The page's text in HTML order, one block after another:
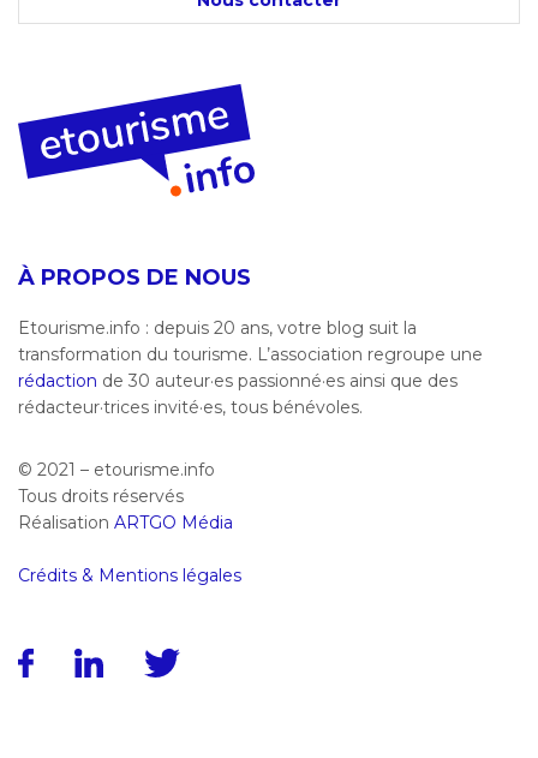
À PROPOS DE NOUS
Etourisme.info : depuis 20 ans, votre blog suit la
transformation du tourisme. L’association regroupe une
rédaction de 30 auteur·es passionné·es ainsi que des
rédacteur·trices invité·es, tous bénévoles.
© 2021 – etourisme.info
Tous droits réservés
Réalisation ARTGO Média
Crédits & Mentions légales